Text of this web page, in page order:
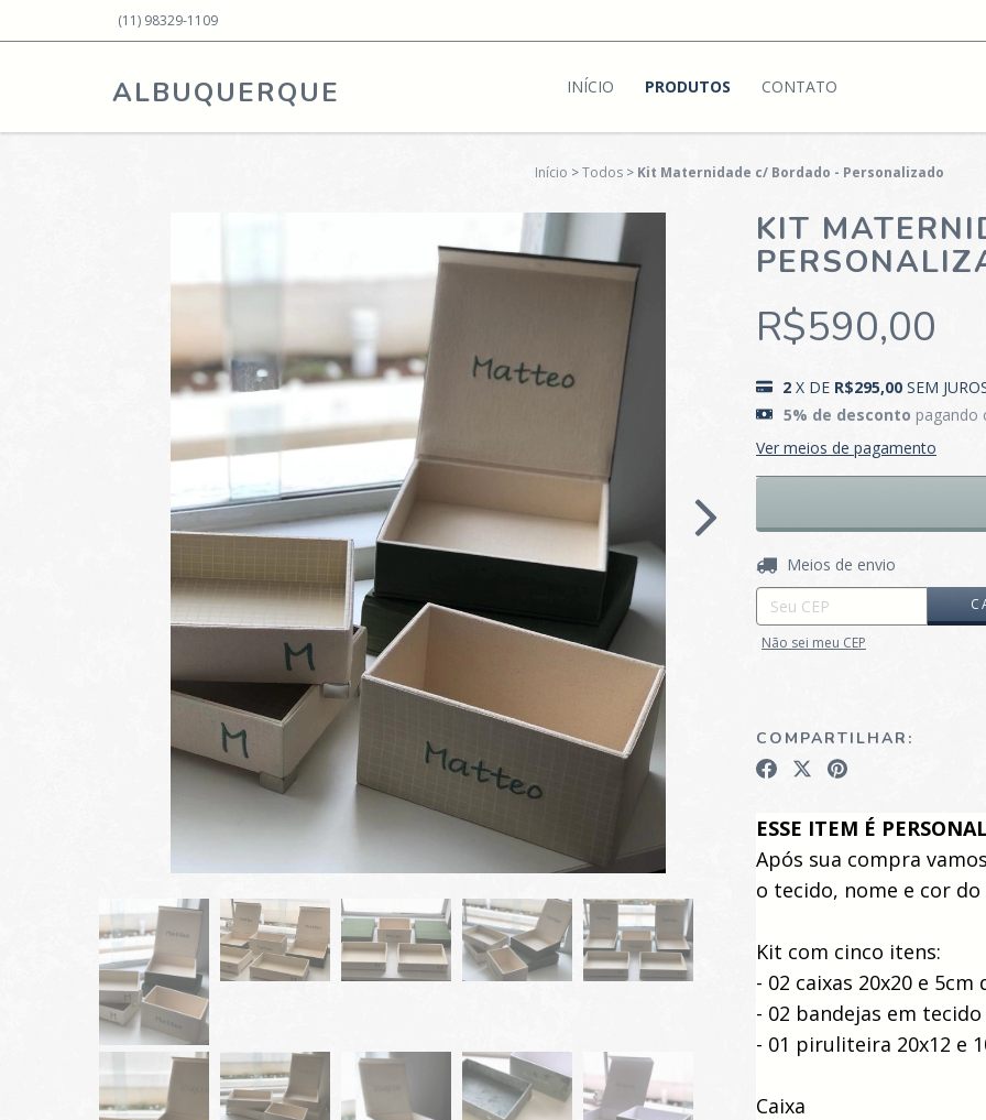
(11) 98329-1109
ALBUQUERQUE INÍCIO PRODUTOS CONTATO
Início >Todos > Kit Maternidade c/ Bordado - Personalizado
KIT
R$590,00
2 X DE R$295,00 SEM
5% de desconto pagando
Ver meios de pagamento
Entregas para o CEP:
Meios de envio
Não sei meu CEP
COMPARTILHAR:
ESSE ITEM É
Após sua compra
o tecido, nome e cor
Kit com cinco itens:
- 02 caixas 20x20 e 5cm
- 02 bandejas em
- 01 piruliteira 20x12 e
Caixa